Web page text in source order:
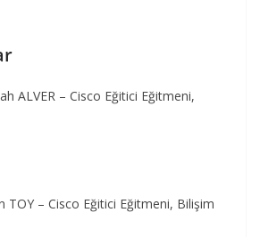
ALVER – Cisco Eğitici Eğitmeni,
TOY – Cisco Eğitici Eğitmeni, Bilişim